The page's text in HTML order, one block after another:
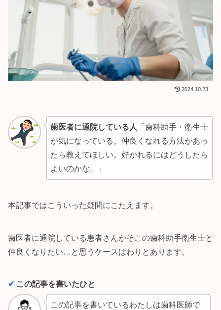
2024.10.23
歯医者に通院している人 「歯科助手・衛生士
が気になっている。仲良くなれる方法があっ
たら教えてほしい。好かれるにはどうしたら
よいのかな。」
本記事ではこういった疑問にこたえます。
歯医者に通院している患者さんがそこの歯科助手衛生士と
仲良くなりたい…と思うケースはわりとあります。
✔︎ この記事を書いたひと
この記事を書いているわたしは歯科医師で